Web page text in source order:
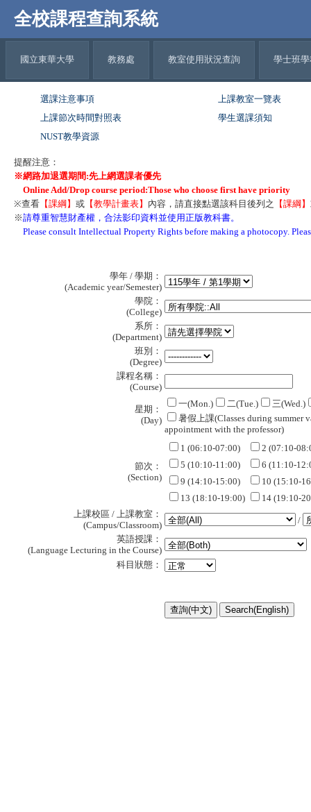
全校課程查詢系統
國立東華大學 教務處 教室使用狀況查詢 學士班
選課注意事項
上課教室一覽表
上課節次時間對照表
學生選課須知
NUST教學資源
提醒注意：
※網路加退選期間:先上網選課者優先
Online Add/Drop course period:Those who choose first have priority
※查看 【課綱】 或 【教學計畫表】 內容，請直接點選該科目後列之 【課綱】
※請尊重智慧財產權，合法影印資料並使用正版教科書。
Please consult Intellectual Property Rights before making a photocopy.
學年 / 學期：
(Academic year/Semester)
學院：
(College)
系所：
(Department)
班別：
(Degree)
課程名稱：
(Course)
星期：
(Day)
一(Mon.) 二(Tue.)
三(Wed.)
暑假上課(Classes during summer
appointment with the professor)
節次：
(Section)
1 (06:10-07:00)
2 (07:10-
5 (10:10-11:00)
6 (11:10-
9 (14:10-15:00)
10 (15:10-
13 (18:10-19:00)
14 (19:10-
上課校區 / 上課教室：
(Campus/Classroom)
/
英語授課：
(Language Lecturing in the Course)
科目狀態：